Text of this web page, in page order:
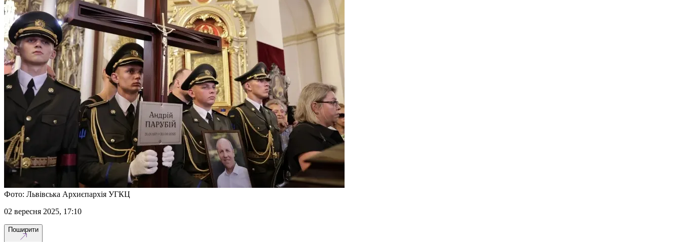
Фото: Львівська Архиєпархія УГКЦ
02 вересня 2025, 17:10
Поширити